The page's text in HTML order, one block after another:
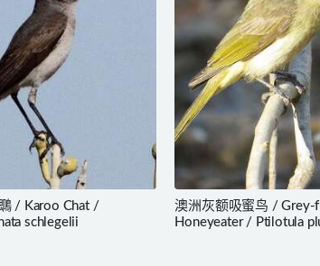
/ Karoo Chat /
schlegelii
澳洲灰额吸蜜鸟 / Grey-
Honeyeater / Ptilotula